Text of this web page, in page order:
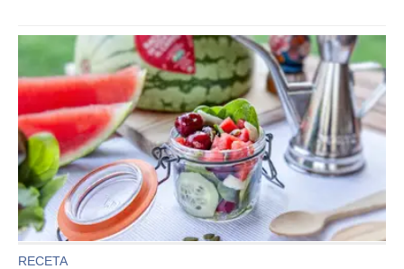
RECETA